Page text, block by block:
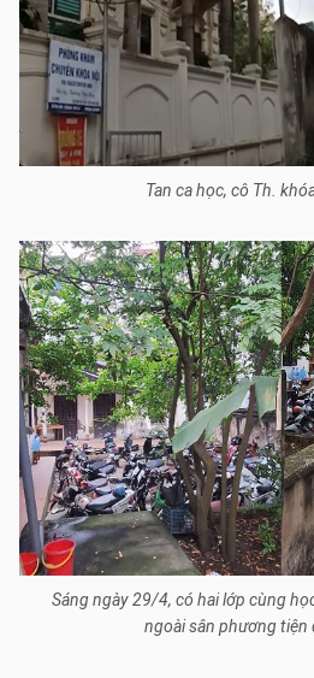
Tan ca học, cô Th.
Sáng ngày 29/4, có hai lớp cùng
ngoài sân phương tiện